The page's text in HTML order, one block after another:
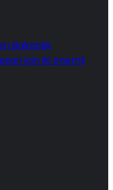
Bakanlık
için iki önemli